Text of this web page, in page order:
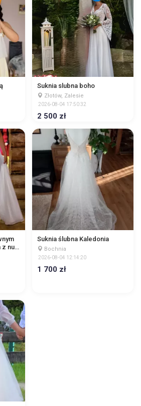
Suknia slubna boho
Złotów, Zalesie
2026-08-04 17:50:32
2 500 zł
nutą
Suknia ślubna Kaledonia
Bochnia
2026-08-04 12:14:20
1 700 zł